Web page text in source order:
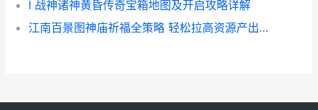
I 战神诸神黄昏传奇宝箱地图及开启攻略详解
江南百景图神庙祈福全策略 轻松拉高资源产出效率 江南百景图神仙